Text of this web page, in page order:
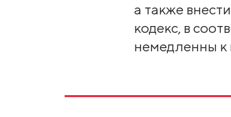
а также
кодекс, в
немедленны к